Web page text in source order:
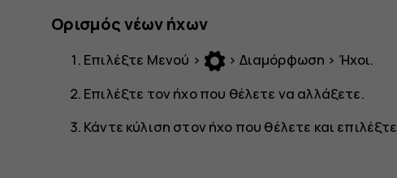
Ορισμός νέων ήχων
Επιλέξτε Μενού > > Διαμόρφωση > Ήχοι.
Επιλέξτε τον ήχο που θέλετε να αλλάξετε.
Κάντε κύλιση στον ήχο που θέλετε και επιλέξτε